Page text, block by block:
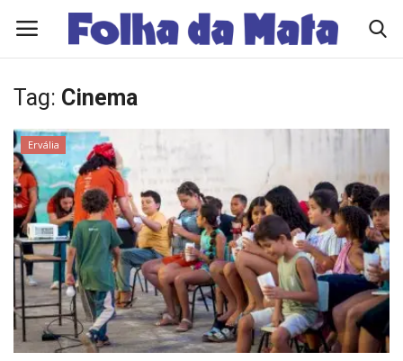
Como Anunciar
Contato
Eleições 2026
Edições Diárias - NOTÍCIAS DO DIA
Polícia/Acidente
Tag: Cinema
Ervália